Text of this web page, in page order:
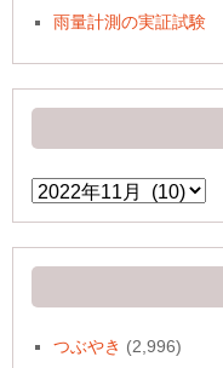
雨量計測の実証試験
ア
ー
イ
ブ
つぶやき (2,996)